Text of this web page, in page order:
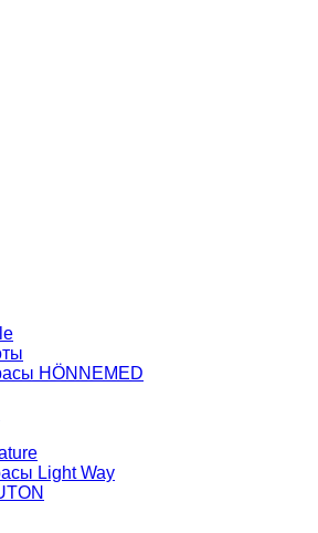
HÖNNEMED
Light Way